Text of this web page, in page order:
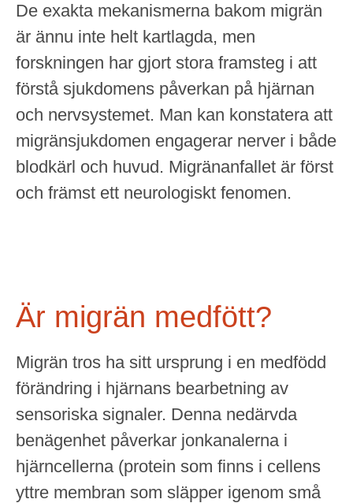
De exakta mekanismerna bakom migrän
är ännu inte helt kartlagda, men
forskningen har gjort stora framsteg i att
förstå sjukdomens påverkan på hjärnan
och nervsystemet. Man kan konstatera att
migränsjukdomen engagerar nerver i både
blodkärl och huvud. Migränanfallet är först
och främst ett neurologiskt fenomen.
Är migrän medfött?
Migrän tros ha sitt ursprung i en medfödd
förändring i hjärnans bearbetning av
sensoriska signaler. Denna nedärvda
benägenhet påverkar jonkanalerna i
hjärncellerna (protein som finns i cellens
yttre membran som släpper igenom små